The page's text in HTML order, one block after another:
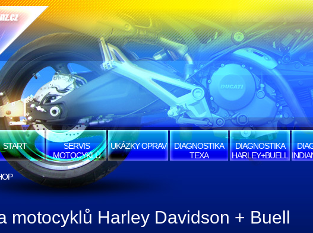
START
SERVIS
MOTOCYKLŮ
UKÁZKY OPRAV
DIAGNOSTIKA
TEXA
DIAGNOSTIKA
HARLEY+BUELL
motocyklů Harley Davidson + Buell